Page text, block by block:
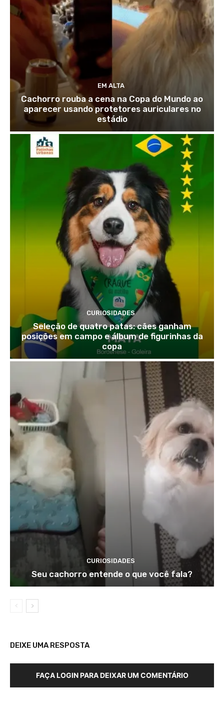
EM ALTA
Cachorro rouba a cena na Copa do Mundo ao
aparecer usando protetores auriculares no
estádio
CURIOSIDADES
Seleção de quatro patas: cães ganham
posições em campo e álbum de figurinhas da
copa
CURIOSIDADES
Seu cachorro entende o que você fala?
DEIXE UMA RESPOSTA
FAÇA LOGIN PARA DEIXAR UM COMENTÁRIO